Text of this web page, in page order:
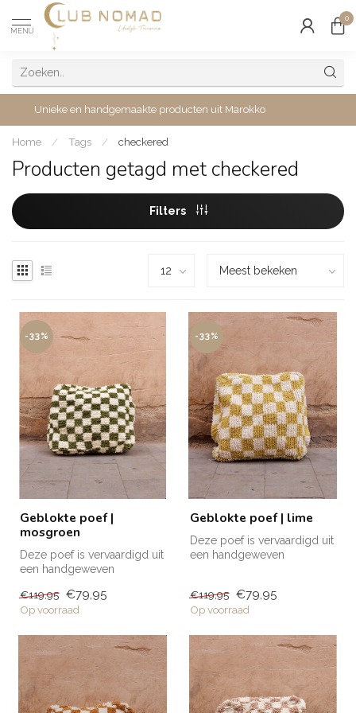
MENU
0
Unieke en handgemaakte producten uit Marokko
Home / Tags / checkered
Producten getagd met checkered
Filters
-33%
Geblokte poef |
mosgroen
Deze poef is vervaardigd uit
een handgeweven
heeft een...
€119,95 €79,95
Op voorraad
-33%
Geblokte poef | lime
Deze poef is vervaardigd uit
een handgeweven
€119,95 €79,95
Op voorraad